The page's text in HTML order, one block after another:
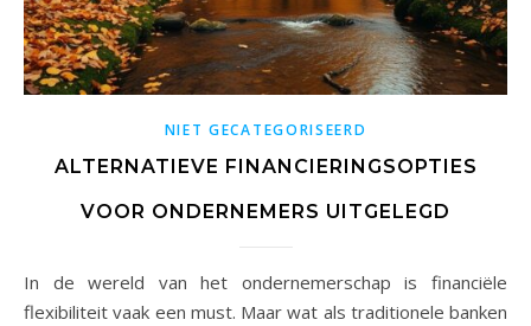
NIET GECATEGORISEERD
ALTERNATIEVE FINANCIERINGSOPTIES
VOOR ONDERNEMERS UITGELEGD
In de wereld van het ondernemerschap is financiële
flexibiliteit vaak een must. Maar wat als traditionele banken